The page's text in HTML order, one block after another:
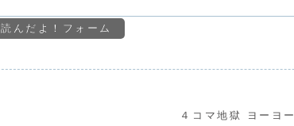
読んだよ！フォーム
４コマ地獄 ヨーヨー